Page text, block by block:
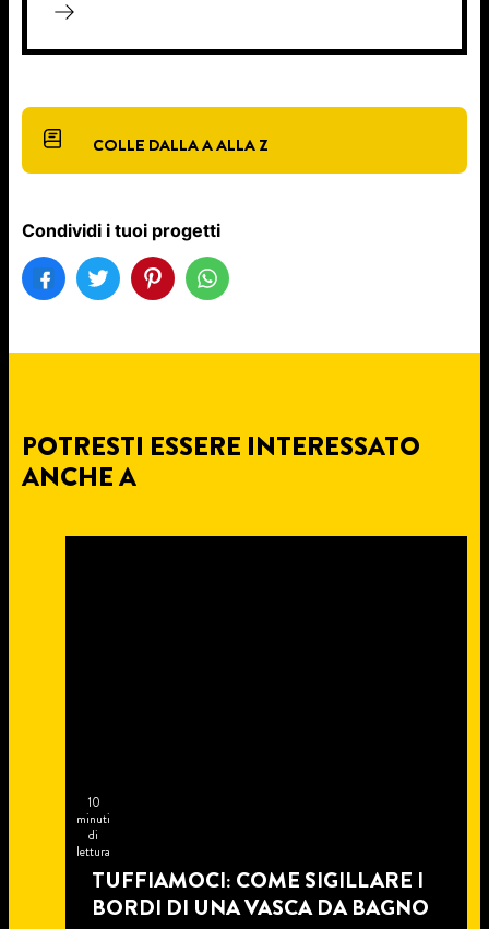
COLLE DALLA A ALLA Z
Condividi i tuoi progetti
POTRESTI ESSERE INTERESSATO
ANCHE A
10
minuti
di
lettura
TUFFIAMOCI: COME SIGILLARE I
BORDI DI UNA VASCA DA BAGNO